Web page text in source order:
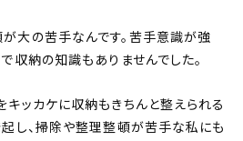
大の苦手なんです。苦手意識が強
収納の知識もありませんでした。
キッカケに収納もきちんと整えられる
起し、掃除や整理整頓が苦手な私にも